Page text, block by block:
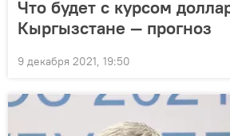
Что будет с курсом
Кыргызстане — прогноз
9 декабря 2021, 19:50